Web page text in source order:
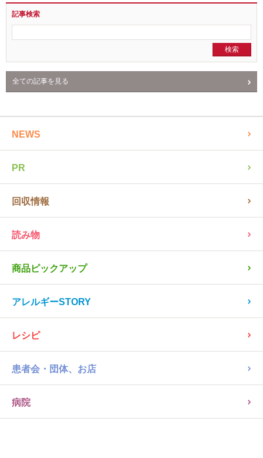
クミタスの使い方
NEWS
PR
回収情報
読み物
商品ピックアップ
アレルギーSTORY
レシピ
患者会・団体、お店